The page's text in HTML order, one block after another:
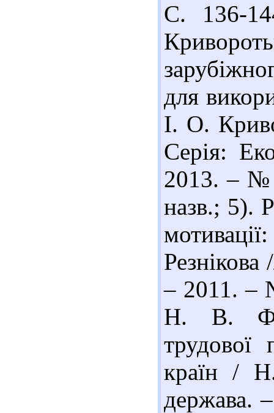
С. 136-
для
І. О.
Серія:
2013. – №
назв.; 5).
– 2011. –
Н. В.
трудової
країн /
держава.